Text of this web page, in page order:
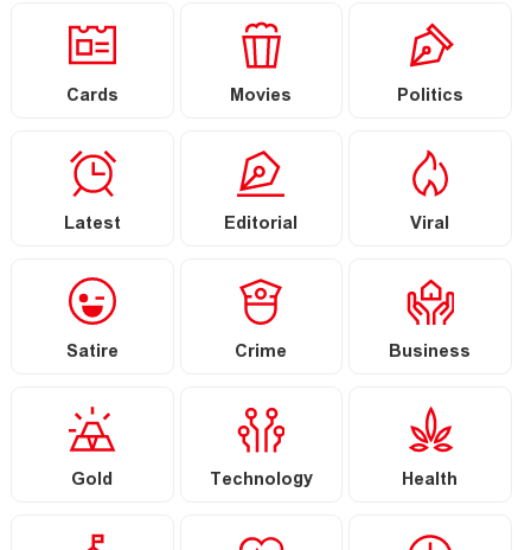
Cards Movies Politics
Latest Editorial Viral
Satire Crime Business
Gold Technology Health